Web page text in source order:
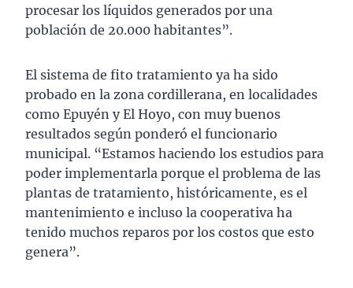
procesar los líquidos generados por una
población de 20.000 habitantes”.
El sistema de fito tratamiento ya ha sido
probado en la zona cordillerana, en localidades
como Epuyén y El Hoyo, con muy buenos
resultados según ponderó el funcionario
municipal. “Estamos haciendo los estudios para
poder implementarla porque el problema de las
plantas de tratamiento, históricamente, es el
mantenimiento e incluso la cooperativa ha
tenido muchos reparos por los costos que esto
genera”.